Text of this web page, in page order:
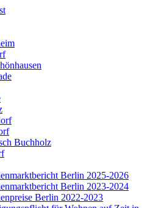
Buchholz
Berlin 2025-2026
Berlin 2023-2024
Berlin 2022-2023